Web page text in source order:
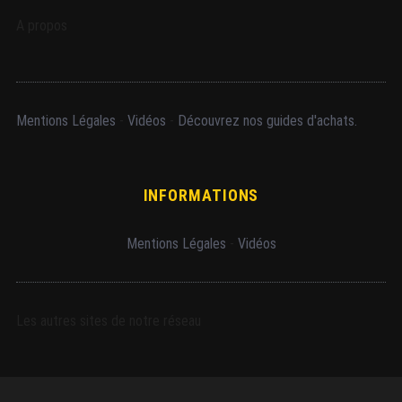
Mentions Légales Vidéos Découvrez nos guides d'achats.
INFORMATIONS
Mentions Légales Vidéos